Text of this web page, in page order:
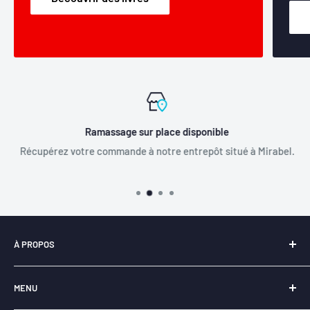
Ramassage sur place disponible
Récupérez votre commande à notre entrepôt situé à Mirabel.
À PROPOS
Notre entrepriseLibraire-en-ligne.comestfièrement
québécoise
MENU